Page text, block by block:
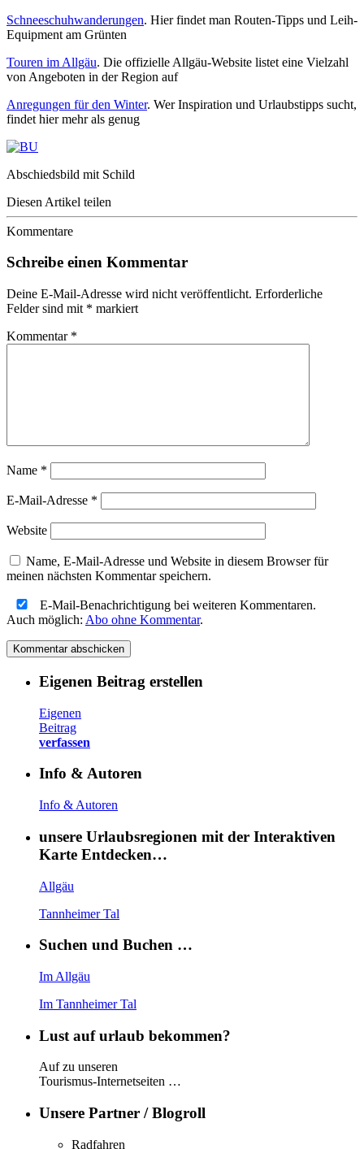
Schneeschuhwanderungen. Hier findet man Routen-Tipps und Leih-
Equipment am Grünten
Touren im Allgäu. Die offizielle Allgäu-Website listet eine Vielzahl
von Angeboten in der Region auf
Anregungen für den Winter. Wer Inspiration und Urlaubstipps sucht,
findet hier mehr als genug
Abschiedsbild mit Schild
Diesen Artikel teilen
Kommentare
Schreibe einen Kommentar
Deine E-Mail-Adresse wird nicht veröffentlicht. Erforderliche
Felder sind mit * markiert
Kommentar *
Name *
E-Mail-Adresse *
Website
Name, E-Mail-Adresse und Website in diesem Browser für
meinen nächsten Kommentar speichern.
E-Mail-Benachrichtigung bei weiteren Kommentaren.
Auch möglich: Abo ohne Kommentar.
Eigenen Beitrag erstellen
Eigenen
Beitrag
verfassen
Info & Autoren
Info & Autoren
unsere Urlaubsregionen mit der Interaktiven
Karte Entdecken…
Allgäu
Tannheimer Tal
Suchen und Buchen …
Im Allgäu
Im Tannheimer Tal
Lust auf urlaub bekommen?
Auf zu unseren
Tourismus-Internetseiten …
Unsere Partner / Blogroll
Radfahren